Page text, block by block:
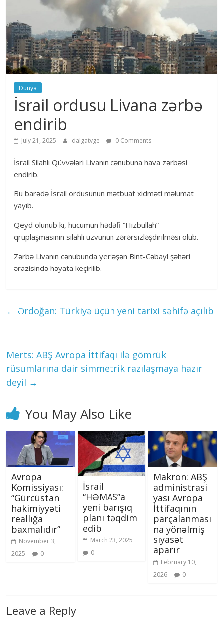
Dünya
İsrail ordusu Livana zərbə
endirib
July 21, 2025 dalgatvge 0 Comments
İsrail Silahlı Qüvvələri Livanın cənubuna hava zərbəsi
endirib.
Bu barədə İsrail ordusunun mətbuat xidməti məlumat
yayıb.
Qeyd olunub ki, hücumun hədəfi “Hizbullah”
qruplaşmasının silahlı üzvünün zərərsizləşdirilməsi olub.
Zərbə Livanın cənubunda yerləşən Bint-Cəbayl şəhəri
ərazisində həyata keçirilib.
← Ərdoğan: Türkiyə üçün yeni tarixi səhifə açılıb
Merts: ABŞ Avropa İttifaqı ilə gömrük
rüsumlarına dair simmetrik razılaşmaya hazır
deyil →
You May Also Like
Avropa
Komissiyası:
“Gürcüstan
hakimiyyəti
reallığa
baxmalıdır”
November 3,
2025
0
İsrail
“HƏMAS”a
yeni barışıq
planı təqdim
edib
March 23, 2025
0
Makron: ABŞ
administrasi
yası Avropa
İttifaqının
parçalanması
na yönəlmiş
siyasət
aparır
February 10,
2026
0
Leave a Reply